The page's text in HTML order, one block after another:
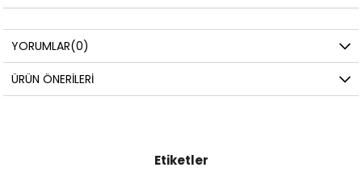
YORUMLAR(0)
ÜRÜN ÖNERILERI
Etiketler